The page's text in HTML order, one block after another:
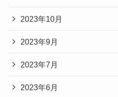
2023年10月
2023年9月
2023年7月
2023年6月